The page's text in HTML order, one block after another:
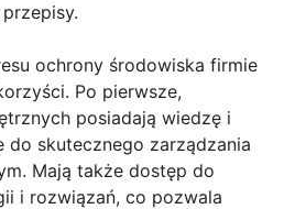
ochrony środowiska firmie
Po pierwsze,
posiadają wiedzę i
do skutecznego zarządzania
Mają także dostęp do
i rozwiązań, co pozwala